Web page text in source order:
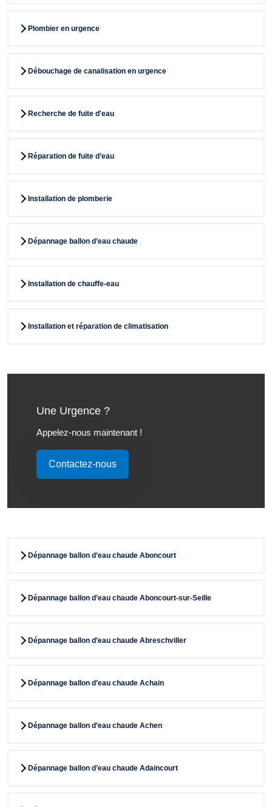
Plombier en urgence
Débouchage de canalisation en urgence
Recherche de fuite d'eau
Réparation de fuite d’eau
Installation de plomberie
Dépannage ballon d’eau chaude
Installation de chauffe-eau
Installation et réparation de climatisation
Une Urgence ?
Appelez-nous maintenant !
Contactez-nous
Dépannage ballon d’eau chaude Aboncourt
Dépannage ballon d’eau chaude Aboncourt-sur-Seille
Dépannage ballon d’eau chaude Abreschviller
Dépannage ballon d’eau chaude Achain
Dépannage ballon d’eau chaude Achen
Dépannage ballon d’eau chaude Adaincourt